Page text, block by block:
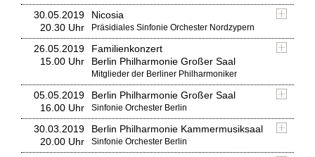
30.05.2019
20.30 Uhr
Nicosia
Präsidiales Sinfonie Orchester Nordzypern
26.05.2019
15.00 Uhr
Familienkonzert
Berlin Philharmonie Großer Saal
Mitglieder der Berliner Philharmoniker
05.05.2019
16.00 Uhr
Berlin Philharmonie Großer Saal
Sinfonie Orchester Berlin
30.03.2019
20.00 Uhr
Berlin Philharmonie Kammermusiksaal
Sinfonie Orchester Berlin